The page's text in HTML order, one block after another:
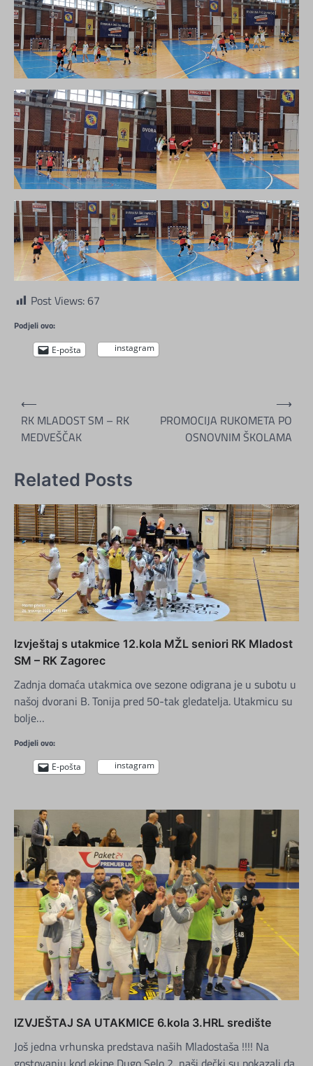
Post Views:67
Podjeli ovo:
E-pošta instagram
Navigacija
objava
⟵
RK MLADOST SM – RK
MEDVEŠČAK
PROMOCIJA RUKOMETA PO
OSNOVNIM ŠKOLAMA
⟶
Related Posts
Izvještaj s utakmice 12.kola MŽL seniori RK Mladost
SM – RK Zagorec
Zadnja domaća utakmica ove sezone odigrana je u subotu u
našoj dvorani B. Tonija pred 50-tak gledatelja. Utakmicu su
bolje…
Podjeli ovo:
E-pošta instagram
IZVJEŠTAJ SA UTAKMICE 6.kola 3.HRL središte
Još jedna vrhunska predstava naših Mladostaša !!!! Na